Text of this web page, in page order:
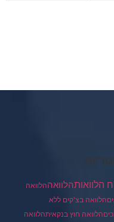
הלוואותהלוואההלוואה
הלוואה בצ'קים ללא
הלוואה חוץ בנקאיתהלוואה